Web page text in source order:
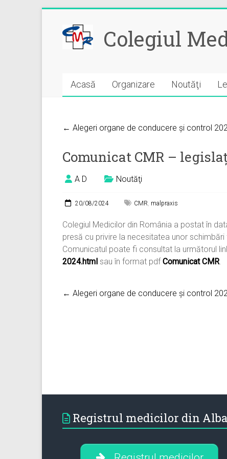
content
Colegiul
Acasă Organizare Noutăţi
← Alegeri organe de conducere și control
Comunicat CMR –
A D Noutăţi
20/08/2024 CMR, malpraxis
Colegiul Medicilor din România a postat în
presă cu privire la necesitatea unor
Comunicatul poate fi consultat la următorul
2024.html sau în format pdfComunicat CMR.
← Alegeri organe de conducere și control
Registrul medicilor din Alba